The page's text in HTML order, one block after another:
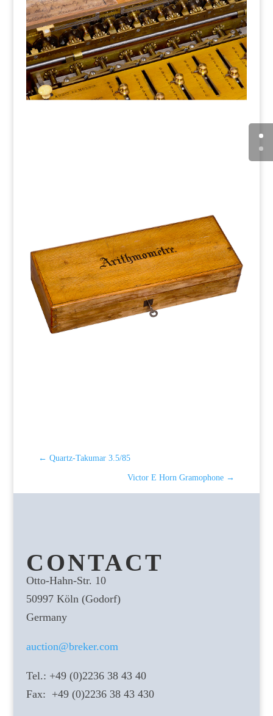
← Quartz-Takumar 3.5/85
Victor E Horn Gramophone →
CONTACT
Otto-Hahn-Str. 10
50997 Köln (Godorf)
Germany
auction@breker.com
Tel.: +49 (0)2236 38 43 40
Fax: +49 (0)2236 38 43 430